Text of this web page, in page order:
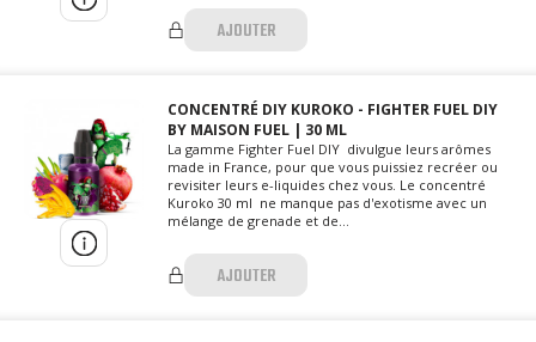
AJOUTER
CONCENTRÉ DIY KUROKO - FIGHTER FUEL DIY
BY MAISON FUEL | 30 ML
La gamme Fighter Fuel DIY divulgue leurs arômes
made in France, pour que vous puissiez recréer ou
revisiter leurs e-liquides chez vous. Le concentré
Kuroko 30 ml ne manque pas d'exotisme avec un
mélange de grenade et de...
AJOUTER